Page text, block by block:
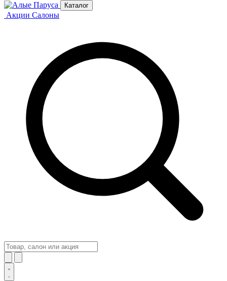
Каталог
Акции Салоны